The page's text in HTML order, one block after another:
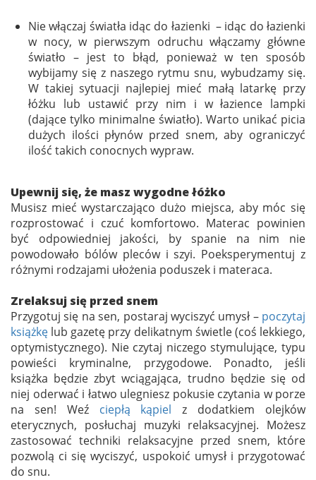
Nie włączaj światła idąc do łazienki – idąc do łazienki
w nocy, w pierwszym odruchu włączamy główne
światło – jest to błąd, ponieważ w ten sposób
wybijamy się z naszego rytmu snu, wybudzamy się.
W takiej sytuacji najlepiej mieć małą latarkę przy
łóżku lub ustawić przy nim i w łazience lampki
(dające tylko minimalne światło). Warto unikać picia
dużych ilości płynów przed snem, aby ograniczyć
ilość takich conocnych wypraw.
Upewnij się, że masz wygodne łóżko
Musisz mieć wystarczająco dużo miejsca, aby móc się
rozprostować i czuć komfortowo. Materac powinien
być odpowiedniej jakości, by spanie na nim nie
powodowało bólów pleców i szyi. Poeksperymentuj z
różnymi rodzajami ułożenia poduszek i materaca.
Zrelaksuj się przed snem
Przygotuj się na sen, postaraj wyciszyć umysł – poczytaj
książkę lub gazetę przy delikatnym świetle (coś lekkiego,
optymistycznego). Nie czytaj niczego stymulujące, typu
powieści kryminalne, przygodowe. Ponadto, jeśli
książka będzie zbyt wciągająca, trudno będzie się od
niej oderwać i łatwo ulegniesz pokusie czytania w porze
na sen! Weź ciepłą kąpiel z dodatkiem olejków
eterycznych, posłuchaj muzyki relaksacyjnej. Możesz
zastosować techniki relaksacyjne przed snem, które
pozwolą ci się wyciszyć, uspokoić umysł i przygotować
do snu.